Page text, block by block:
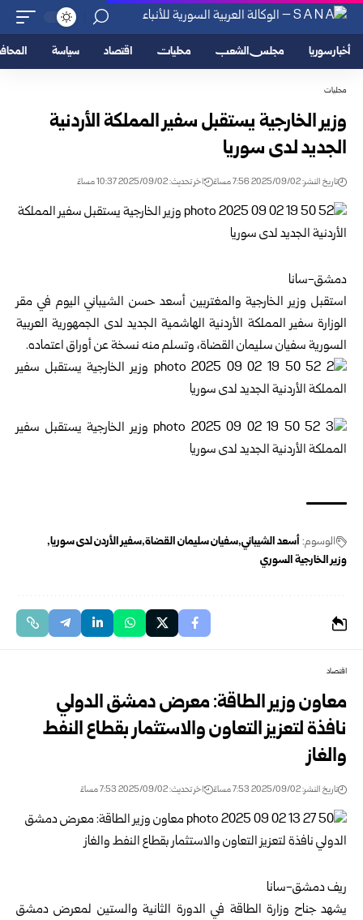
أخبار سوريا مجلس الشعب محليات اقتصاد سياسة
محليات
وزير الخارجية يستقبل سفير المملكة الأردنية
الجديد لدى سوريا
تاريخ النشر: 2025/09/02 7:56 مساءً اخر تحديث: 2025/09/02 10:37 مساءً
دمشق-سانا
استقبل وزير الخارجية والمغتربين أسعد حسن الشيباني اليوم في مقر
الوزارة سفير المملكة الأردنية الهاشمية الجديد لدى الجمهورية العربية
السورية سفيان سليمان القضاة، وتسلم منه نسخة عن أوراق اعتماده.
الوسوم: أسعد الشيباني سفيان سليمان القضاة سفير الأردن لدى سوريا
وزير الخارجية السوري
اقتصاد
معاون وزير الطاقة: معرض دمشق الدولي
نافذة لتعزيز التعاون والاستثمار بقطاع النفط
والغاز
تاريخ النشر: 2025/09/02 7:53 مساءً اخر تحديث: 2025/09/02 7:53 مساءً
ريف دمشق-سانا
يشهد جناح وزارة الطاقة في الدورة الثانية والستين لمعرض دمشق